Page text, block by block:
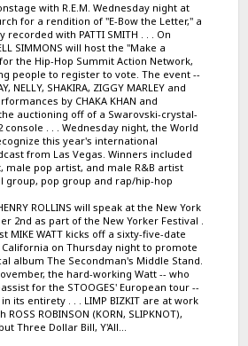
with R.E.M. Wednesday night at
for a rendition of "E-Bow the Letter," a
with PATTI SMITH . . . On
SIMMONS will host the "Make a
the Hip-Hop Summit Action Network,
people to register to vote. The event --
NELLY, SHAKIRA, ZIGGY MARLEY and
by CHAKA KHAN and
auctioning off of a Swarovski-crystal-
console . . . Wednesday night, the World
this year's international
from Las Vegas. Winners included
male pop artist, and male R&B artist
group, pop group and rap/hip-hop
ROLLINS will speak at the New York
2nd as part of the New Yorker Festival .
MIKE WATT kicks off a sixty-five-date
on Thursday night to promote
album The Secondman's Middle Stand.
the hard-working Watt -- who
for the STOOGES' European tour --
its entirety . . . LIMP BIZKIT are at work
ROBINSON (KORN, SLIPKNOT),
Three Dollar Bill, Y'All...